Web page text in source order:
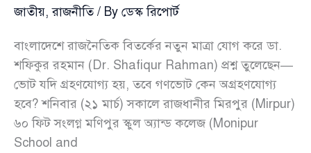
জাতীয়,রাজনীতি/ By ডেস্ক রিপোর্ট
বাংলাদেশে রাজনৈতিক বিতর্কের নতুন মাত্রা যোগ করে ডা.
শফিকুর রহমান (Dr. Shafiqur Rahman) প্রশ্ন তুলেছেন—
ভোট যদি গ্রহণযোগ্য হয়, তবে গণভোট কেন অগ্রহণযোগ্য
হবে? শনিবার (২১ মার্চ) সকালে রাজধানীর মিরপুর (Mirpur)
৬০ ফিট সংলগ্ন মণিপুর স্কুল অ্যান্ড কলেজ (Monipur
School and